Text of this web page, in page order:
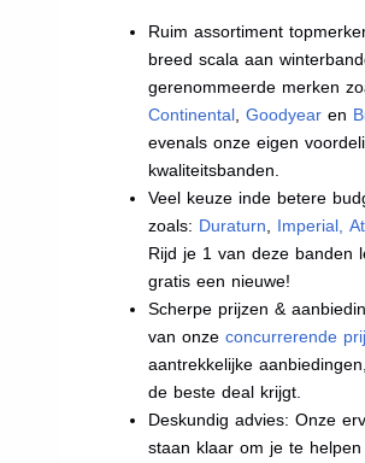
Ruim assortiment
breed scala aan
gerenommeerde merken
Continental ,Goodyear en
evenals onze eigen
kwaliteitsbanden.
Veel keuze inde betere
zoals: Duraturn Imperial
Rijd je 1 van deze banden
gratis een nieuwe!
Scherpe prijzen &
van onzeconcurrerende
aantrekkelijke
de beste deal krijgt.
Deskundig advies: Onze
staan klaar om je te